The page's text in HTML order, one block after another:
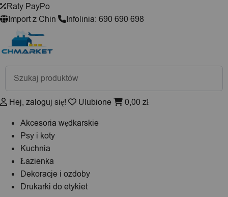
Raty PayPo
Import z Chin
Infolinia: 690 690 698
Wyszukiwarka
produktów
Hej, zaloguj się! Ulubione 0,00 zł
Akcesoria wędkarskie
Psy i koty
Kuchnia
Łazienka
Dekoracje i ozdoby
Drukarki do etykiet